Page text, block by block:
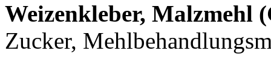
Weizenkleber, Malzmehl
Zucker,